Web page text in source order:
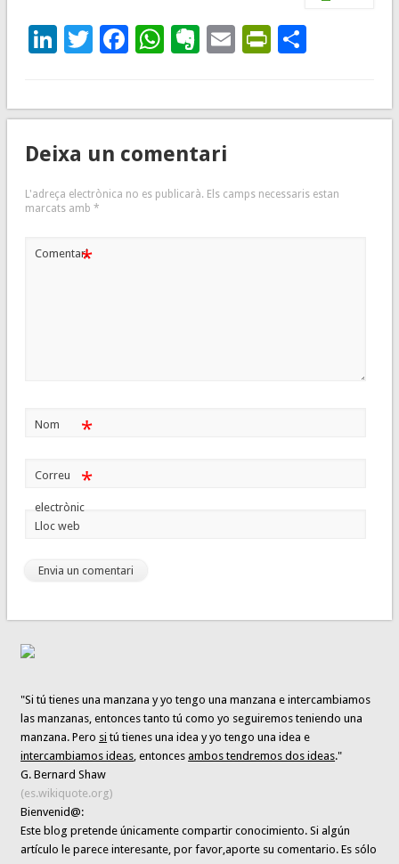
LinkedIn
Twitter
Facebook
WhatsApp
Evernote
Email
Deixa un comentari
L'adreça electrònica no es publicarà. Els camps necessaris estan
marcats amb *
Comentari*
Nom *
Correu
electrònic
*
Lloc web
"Si tú tienes una manzana y yo tengo una manzana e intercambiamos
las manzanas, entonces tanto tú como yo seguiremos teniendo una
manzana. Pero si tú tienes una idea y yo tengo una idea e
intercambiamos ideas , entoncesambos tendremos dos ideas."
G. Bernard Shaw
(es.wikiquote.org)
Bienvenid@:
Este blog pretende únicamentecompartir conocimiento. Si algún
artículo le parece interesante,por favor,aporte su comentario. Es sólo